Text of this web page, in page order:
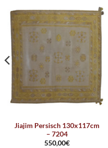
Jiajim Persisch 130x117cm
– 7204
550,00€